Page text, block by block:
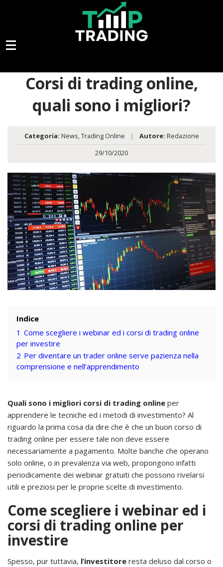
Corsi di trading online,
quali sono i migliori?
Categoria: News,Trading Online | Autore: Redazione
29/10/2020
Indice
1 Come scegliere i webinar ed i corsi di trading online
per investire
2 Per diventare un trader online serve pazienza nella
comprensione e nell’apprendimento
Quali sono i migliori corsi di trading online per
apprendere le tecniche ed i metodi di investimento? Al
riguardo la prima cosa da dire che è che un buon corso di
trading online per essere tale non deve essere
necessariamente a pagamento. Molte banche che operano
solo online, o in prevalenza via web, propongono infatti
periodicamente dei webinar gratuiti che possono rivelarsi
utili e preziosi per le proprie scelte di investimento.
Come scegliere i webinar ed i
corsi di trading online per
investire
Spesso, pur tuttavia, l’investitore resta deluso dal corso o